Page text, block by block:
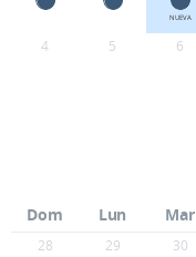
NUEVA
4 5 6
Dom Lun Mar
28 29 30